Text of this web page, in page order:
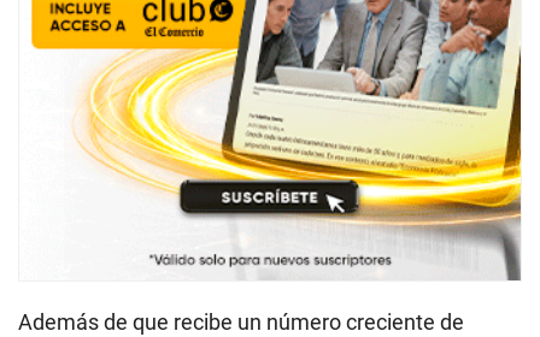
Además de que recibe un número creciente de